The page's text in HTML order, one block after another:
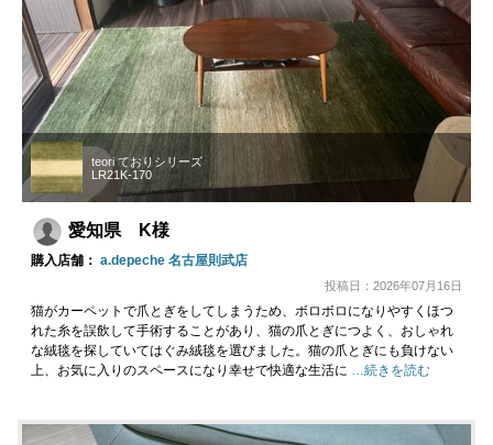
teori ておりシリーズ
LR21K-170
愛知県 K様
購入店舗： a.depeche 名古屋則武店
投稿日：2026年07月16日
猫がカーペットで爪とぎをしてしまうため、ボロボロになりやすくほつ
れた糸を誤飲して手術することがあり、猫の爪とぎにつよく、おしゃれ
な絨毯を探していてはぐみ絨毯を選びました。猫の爪とぎにも負けない
上、お気に入りのスペースになり幸せで快適な生活に …続きを読む